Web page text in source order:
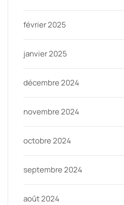
février 2025
janvier 2025
décembre 2024
novembre 2024
octobre 2024
septembre 2024
août 2024